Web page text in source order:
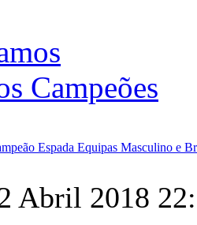
Campeões
Espada Equipas Masculino e
Abril 2018